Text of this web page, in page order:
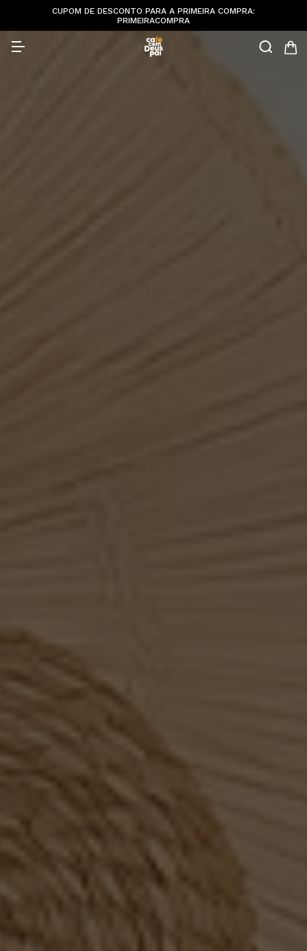
CUPOM DE DESCONTO PARA A PRIMEIRA COMPRA:
PRIMEIRACOMPRA